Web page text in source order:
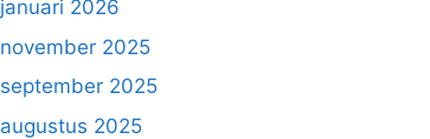
januari 2026
november 2025
september 2025
augustus 2025